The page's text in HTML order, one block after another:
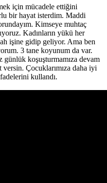
için mücadele ettiğini
bir hayat isterdim. Maddi
Kimseye muhtaç
Kadınların yükü her
işine gidip geliyor. Ama ben
3 tane koyunum da var.
koşuşturmamıza devam
Çocuklarımıza daha iyi
kullandı.